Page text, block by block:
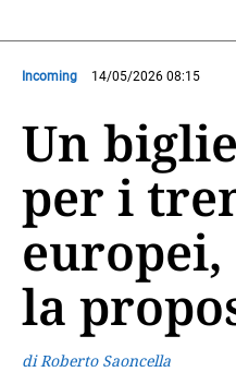
Incoming 14/05/2026 08:15
Un
per i
europei,
la
di Roberto Saoncella